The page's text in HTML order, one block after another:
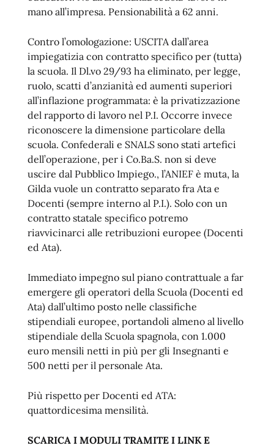
mano all’impresa. Pensionabilità a 62 anni.
Contro l’omologazione: USCITA dall’area
impiegatizia con contratto specifico per (tutta)
la scuola. Il Dl.vo 29/93 ha eliminato, per legge,
ruolo, scatti d’anzianità ed aumenti superiori
all’inflazione programmata: è la privatizzazione
del rapporto di lavoro nel P.I. Occorre invece
riconoscere la dimensione particolare della
scuola. Confederali e SNALS sono stati artefici
dell’operazione, per i Co.Ba.S. non si deve
uscire dal Pubblico Impiego., l’ANIEF è muta, la
Gilda vuole un contratto separato fra Ata e
Docenti (sempre interno al P.I.). Solo con un
contratto statale specifico potremo
riavvicinarci alle retribuzioni europee (Docenti
ed Ata).
Immediato impegno sul piano contrattuale a far
emergere gli operatori della Scuola (Docenti ed
Ata) dall’ultimo posto nelle classifiche
stipendiali europee, portandoli almeno al livello
stipendiale della Scuola spagnola, con 1.000
euro mensili netti in più per gli Insegnanti e
500 netti per il personale Ata.
Più rispetto per Docenti ed ATA:
quattordicesima mensilità.
SCARICA I MODULI TRAMITE I LINK E